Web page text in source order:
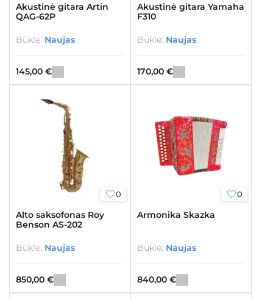
Akustinė gitara Artin
QAG-62P
Būklė: Naujas
145,00 €
Akustinė gitara Yamaha
F310
Būklė: Naujas
170,00 €
0
Alto saksofonas Roy
Benson AS-202
Būklė: Naujas
850,00 €
0
Armonika Skazka
Būklė: Naujas
840,00 €